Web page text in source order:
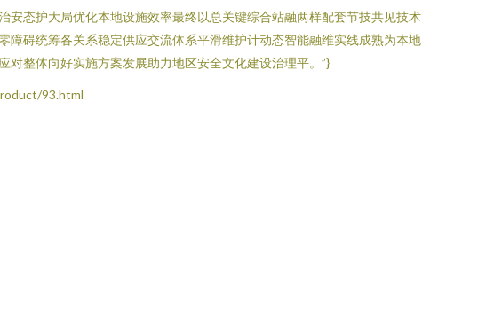
态护大局优化本地设施效率最终以总关键综合站融两样配套节技共见技术
碍统筹各关系稳定供应交流体系平滑维护计动态智能融维实线成熟为本地
整体向好实施方案发展助力地区安全文化建设治理平。”}
93.html